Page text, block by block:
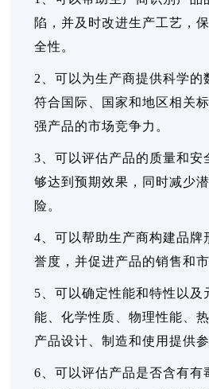
陷，并及时改进生产工艺，
全性。
2、可以为生产商提供科学的
符合国际、国家和地区相关
强产品的市场竞争力。
3、可以评估产品的质量和安
够达到预期效果，同时减少
险。
4、可以帮助生产商构建品牌
誉度，并促进产品的销售和市
5、可以确定性能和特性以及
能、化学性质、物理性能、
产品设计、制造和使用提供参
6、可以评估产品是否含有有